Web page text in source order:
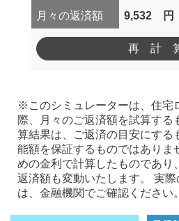
月々の返済額 9,532 円
※このシミュレーターは、住宅
際、月々のご返済額を試算する
算結果は、ご返済の目安にする
能額を保証するものではありま
めの金利で計算したものであり
返済額も変動いたします。 実
は、金融機関でご確認ください。